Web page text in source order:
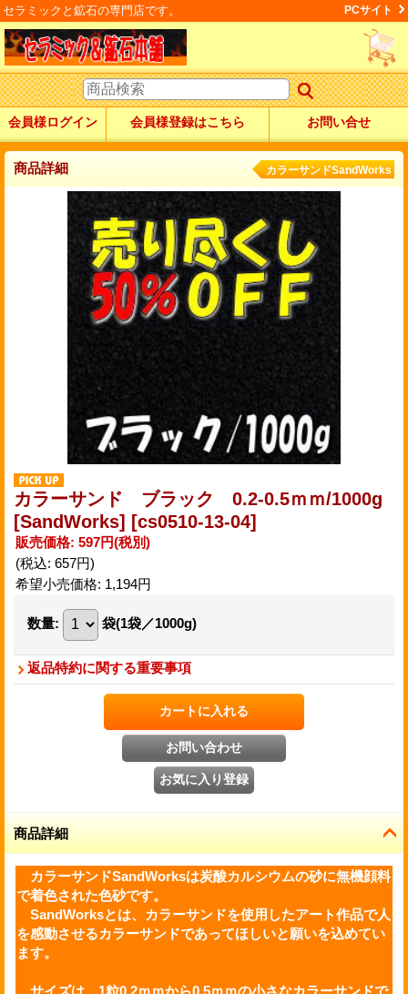
セラミックと鉱石の専門店です。 PCサイト
会員様ログイン 会員様登録はこちら お問い合せ
商品詳細 カラーサンドSandWorks
カラーサンド ブラック 0.2-0.5ｍｍ/1000g
[SandWorks] [cs0510-13-04]
販売価格: 597円(税別)
(税込: 657円)
希望小売価格: 1,194円
数量: 袋(1袋／1000g)
返品特約に関する重要事項
商品詳細
カラーサンドSandWorksは炭酸カルシウムの砂に無機顔料
で着色された色砂です。
SandWorksとは、
カラーサンドを使用したアート作品で人
を感動させるカラーサンドであってほしいと願いを込めてい
ます。
サイズは、1粒0.2ｍｍから0.5ｍｍの小さなカラーサンドで